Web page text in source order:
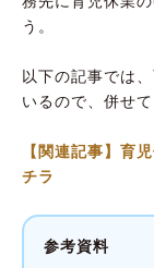
う。
以下の記事では
いるので、併せて
【関連記事】育
チラ
参考資料